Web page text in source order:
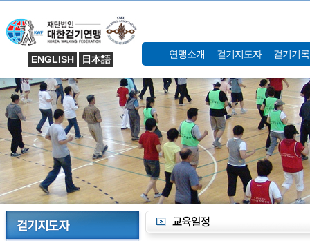
ENGLISH 日本語 연맹소개 걷기지도자 걷기기